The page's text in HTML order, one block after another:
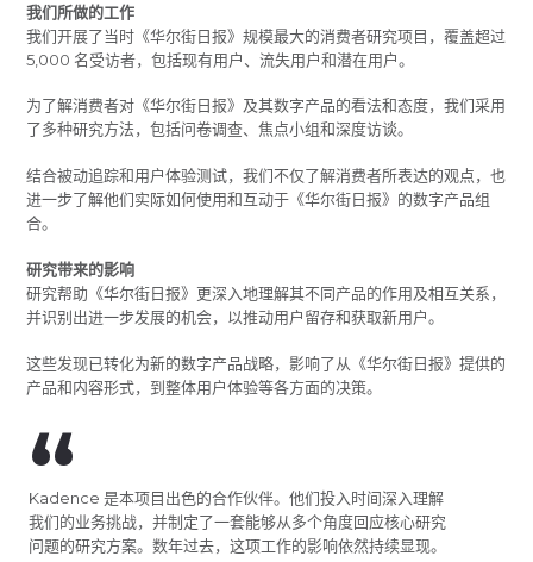
我们所做的工作
我们开展了当时《华尔街日报》规模最大的消费者研究项目，覆盖超过
5,000 名受访者，包括现有用户、流失用户和潜在用户。
为了解消费者对《华尔街日报》及其数字产品的看法和态度，我们采用
了多种研究方法，包括问卷调查、焦点小组和深度访谈。
结合被动追踪和用户体验测试，我们不仅了解消费者所表达的观点，也
进一步了解他们实际如何使用和互动于《华尔街日报》的数字产品组
合。
研究带来的影响
研究帮助《华尔街日报》更深入地理解其不同产品的作用及相互关系，
并识别出进一步发展的机会，以推动用户留存和获取新用户。
这些发现已转化为新的数字产品战略，影响了从《华尔街日报》提供的
产品和内容形式，到整体用户体验等各方面的决策。
Kadence 是本项目出色的合作伙伴。他们投入时间深入理解
我们的业务挑战，并制定了一套能够从多个角度回应核心研究
问题的研究方案。数年过去，这项工作的影响依然持续显现。